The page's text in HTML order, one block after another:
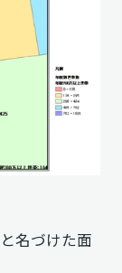
名づけた面